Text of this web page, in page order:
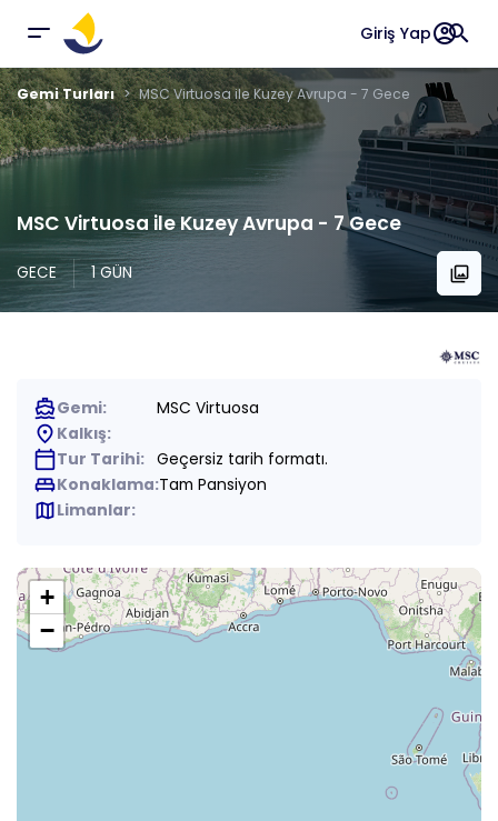
Giriş Yapaccount_circlesearch
Gemi Turları MSC Virtuosa ile Kuzey Avrupa - 7 Gece
MSC Virtuosa ile Kuzey Avrupa - 7 Gece
GECE 1 GÜN collections
directions_boatGemi: MSC Virtuosa
place Kalkış:
calendar_todayTur Tarihi: Geçersiz tarih formatı.
king_bedKonaklama:Tam Pansiyon
map Limanlar:
+
−